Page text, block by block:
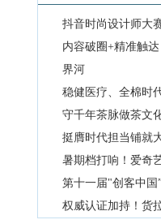
助力滇超消费
降本不降效！海康
码”直击安防存储
覆盖通勤、潮玩、
718直购节凭实
青理筑行赴乡土，
——东华理工
点亮微心愿守护大
福公路分中心
收官大捷！
纪录，内容驱动
从应季好品到经营
市」把超市搬
《爱奇艺国际版
容热播榜》发
2026广州建博会开
SENGCUCINE圣吉
风雨同舟·优暖同
赠20万元驰援
千里驰援，普正制
抖音时尚设计师大
见独特「源起
内容破圈+精准触
全域营销解锁品
界河
稳健医疗、全棉时
赠百万余元物
守千年茶脉做茶文
新者
挺膺时代担当铺
在瑞众保险成
暑期档打响！爱奇
播，会员分层
第十一届"创客中国
业创新创业大
权威认证加持！货